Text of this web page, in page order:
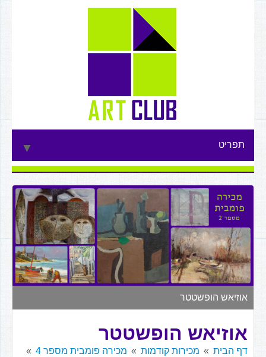
תפריט ▼
▼
▼
▼
▼
אוזיאש הופשטטר
אוזיאש הופשטטר
דף הבית מכירות קודמות
מכירה פומבית מספר 4